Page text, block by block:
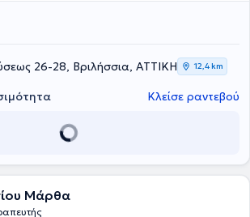
26-28, Βριλήσσια, ΑΤΤΙΚΗ 12,4 km
Κλείσε ραντεβού
Μάρθα